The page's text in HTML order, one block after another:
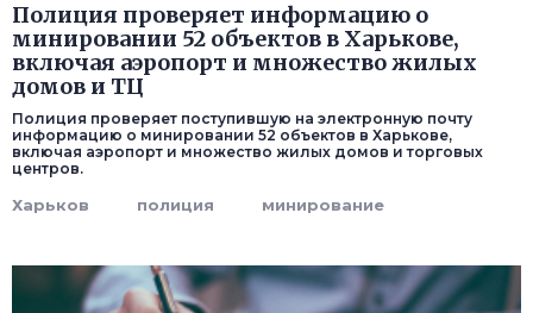
Полиция проверяет информацию о
минировании 52 объектов в Харькове,
включая аэропорт и множество жилых
домов и ТЦ
Полиция проверяет поступившую на электронную почту
информацию о минировании 52 объектов в Харькове,
включая аэропорт и множество жилых домов и торговых
центров.
Харьков полиция минирование